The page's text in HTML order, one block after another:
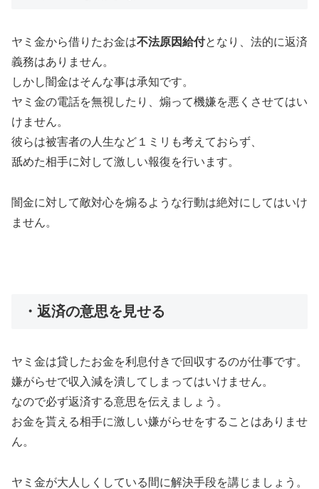
ヤミ金から借りたお金は不法原因給付となり、法的に返済
義務はありません。
しかし闇金はそんな事は承知です。
ヤミ金の電話を無視したり、煽って機嫌を悪くさせてはい
けません。
彼らは被害者の人生など１ミリも考えておらず、
舐めた相手に対して激しい報復を行います。
闇金に対して敵対心を煽るような行動は絶対にしてはいけ
ません。
・返済の意思を見せる
ヤミ金は貸したお金を利息付きで回収するのが仕事です。
嫌がらせで収入減を潰してしまってはいけません。
なので必ず返済する意思を伝えましょう。
お金を貰える相手に激しい嫌がらせをすることはありませ
ん。
ヤミ金が大人しくしている間に解決手段を講じましょう。